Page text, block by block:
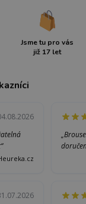
Jsme tu pro vás
již 17 let